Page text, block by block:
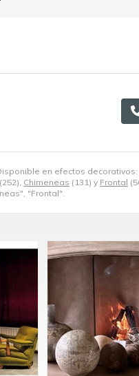
en efectos
(252), Chimeneas (131) y Frontal
"Frontal".